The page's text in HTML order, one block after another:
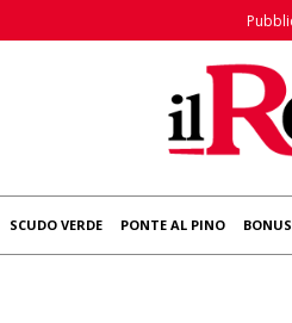
SCUDO VERDE PONTE AL PINO